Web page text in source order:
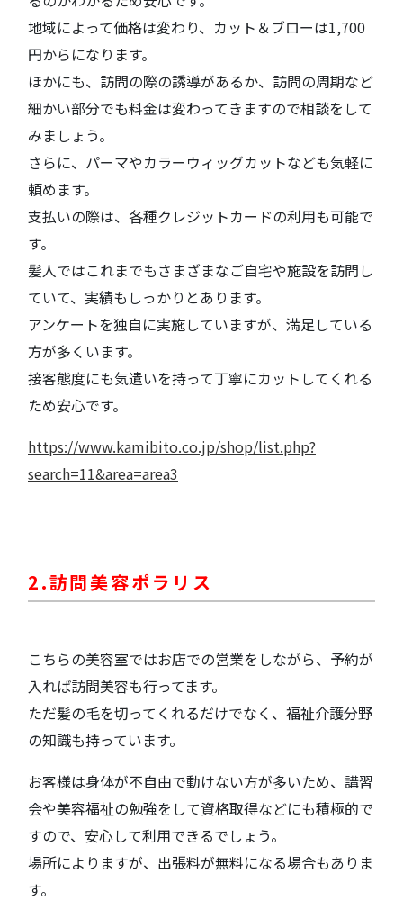
地域によって価格は変わり、カット＆ブローは1,700
円からになります。
ほかにも、訪問の際の誘導があるか、訪問の周期など
細かい部分でも料金は変わってきますので相談をして
みましょう。
さらに、パーマやカラーウィッグカットなども気軽に
頼めます。
支払いの際は、各種クレジットカードの利用も可能で
す。
髪人ではこれまでもさまざまなご自宅や施設を訪問し
ていて、実績もしっかりとあります。
アンケートを独自に実施していますが、満足している
方が多くいます。
接客態度にも気遣いを持って丁寧にカットしてくれる
ため安心です。
https://www.kamibito.co.jp/shop/list.php?
search=11&area=area3
2.訪問美容ポラリス
こちらの美容室ではお店での営業をしながら、予約が
入れば訪問美容も行ってます。
ただ髪の毛を切ってくれるだけでなく、福祉介護分野
の知識も持っています。
お客様は身体が不自由で動けない方が多いため、講習
会や美容福祉の勉強をして資格取得などにも積極的で
すので、安心して利用できるでしょう。
場所によりますが、出張料が無料になる場合もありま
す。